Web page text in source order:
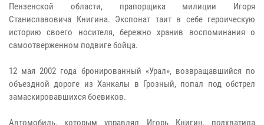
Пензенской области, прапорщика милиции Игоря
Станиславовича Книгина. Экспонат таит в себе героическую
историю своего носителя, бережно хранив воспоминания о
самоотверженном подвиге бойца.
12 мая 2002 года бронированный «Урал», возвращавшийся по
объездной дороге из Ханкалы в Грозный, попал под обстрел
замаскировавшихся боевиков.
Автомобиль, которым управлял Игорь Книгин, подхватила